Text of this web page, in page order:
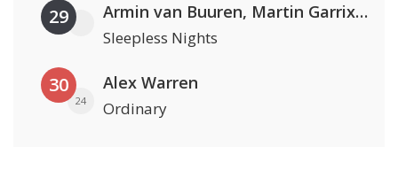
29 Armin van Buuren, Martin Garrix & Libby Whitehouse
Sleepless Nights
30
24
Alex Warren
Ordinary